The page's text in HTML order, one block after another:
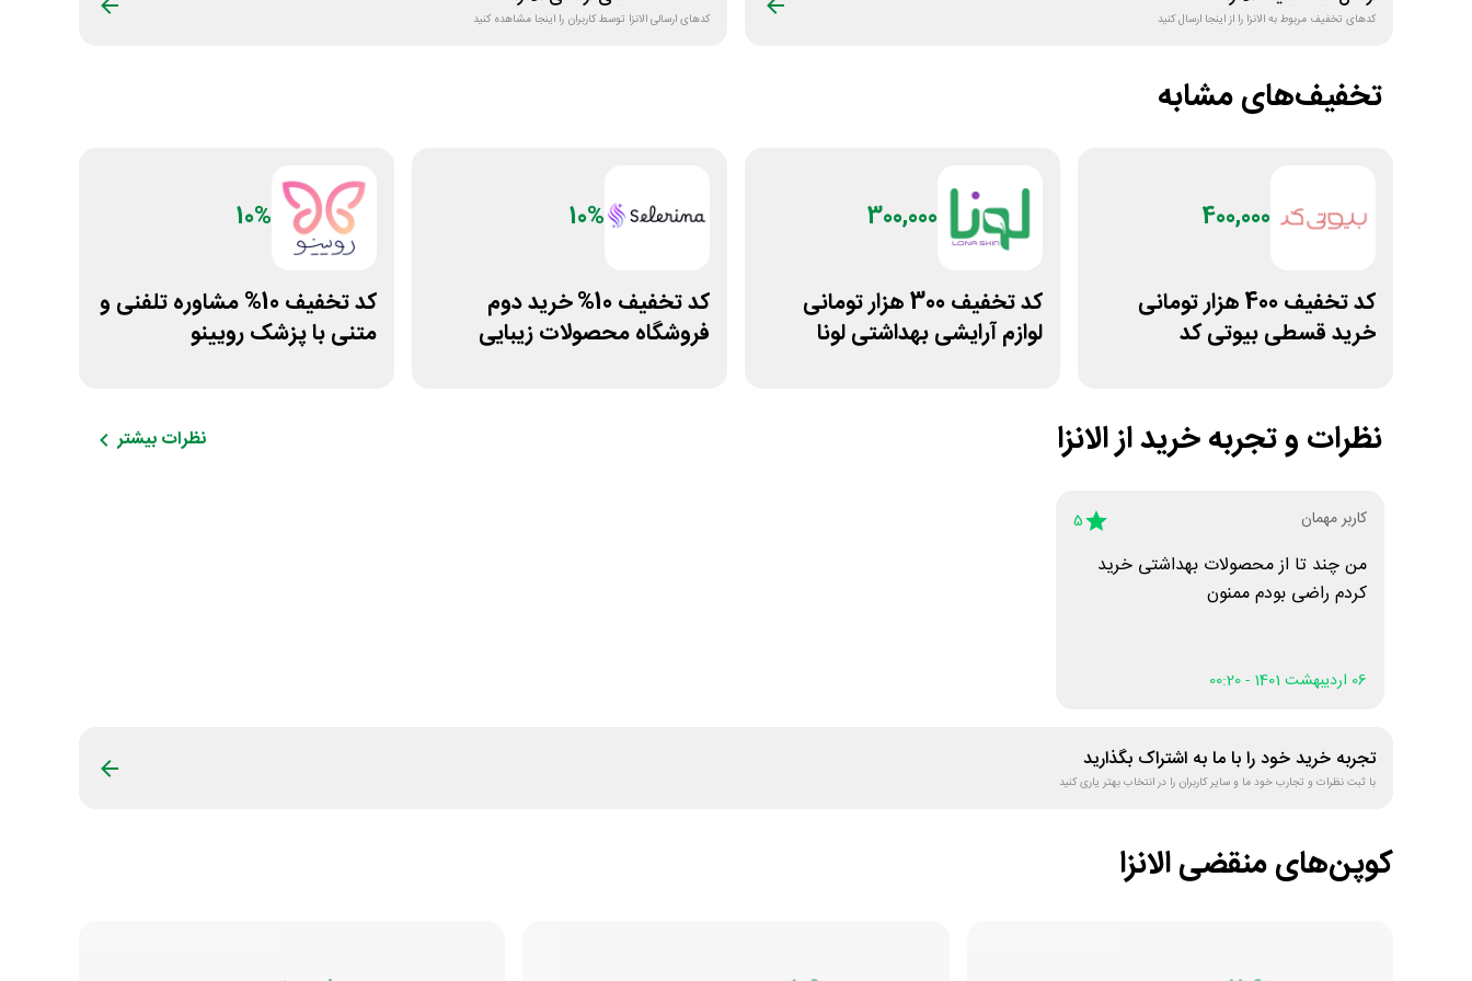
کدهای تخفیف مربوط بهالانزا را از اینجا ارسال کنید کدهای ارسالیالانزا توسط کاربران را اینجا مشاهده کنید
تخفیف‌های مشابه
400,000
کد تخفیف 400 هزار تومانی
خرید قسطی بیوتی کد
300,000
کد تخفیف 300 هزار تومانی
لوازم آرایشی بهداشتی لونا
10%
کد تخفیف 10% خرید دوم
فروشگاه محصولات زیبایی
10%
کد تخفیف 10% مشاوره تلفنی و
متنی با پزشک رویینو
نظرات و تجربه خرید ازالانزا نظرات بیشتر
کاربر مهمان 5
من چند تا از محصولات بهداشتی خرید
کردم راضی بودم ممنون
06 اردیبهشت 1401 - 00:20
تجربه خرید خود را با ما به اشتراک بگذارید
با ثبت نظرات و تجارب خود ما و سایر کاربران را در انتخاب بهتر یاری کنید
کوپن‌های منقضیالانزا